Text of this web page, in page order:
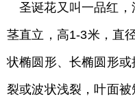
圣诞花又叫一品红，
茎直立，高1-3米，直
状椭圆形、长椭圆形
裂或波状浅裂，叶面